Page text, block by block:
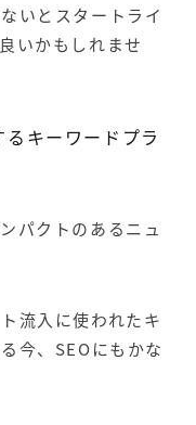
いとスタートライ
いかもしれませ
るキーワードプラ
パクトのあるニュ
流入に使われたキ
今、 SEOにもかな